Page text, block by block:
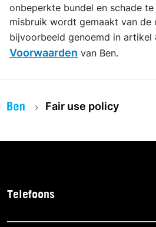
onbeperkte bundel en schade
misbruik wordt gemaakt van de
bijvoorbeeld genoemd in artikel
Voorwaarden van Ben.
Fair use policy
Telefoons